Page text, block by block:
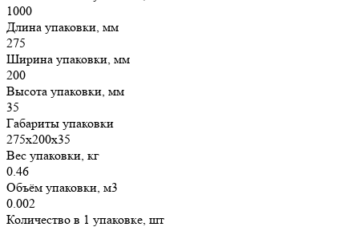
1000
Длина упаковки, мм
275
Ширина упаковки, мм
200
Высота упаковки, мм
35
Габариты упаковки
275х200х35
Вес упаковки, кг
0.46
Объём упаковки, м3
0.002
Количество в 1 упаковке, шт